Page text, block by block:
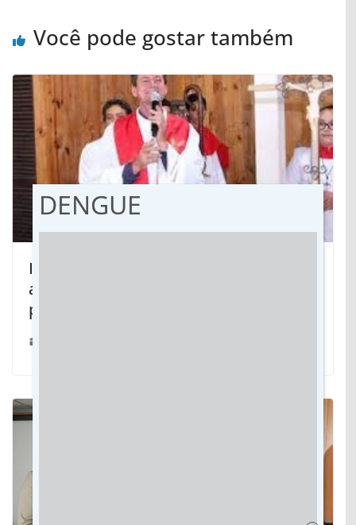
Você pode gostar também
Indiciado por estupro de crianças e
adolescentes, padre se entrega à
polícia no MT
DENGUE